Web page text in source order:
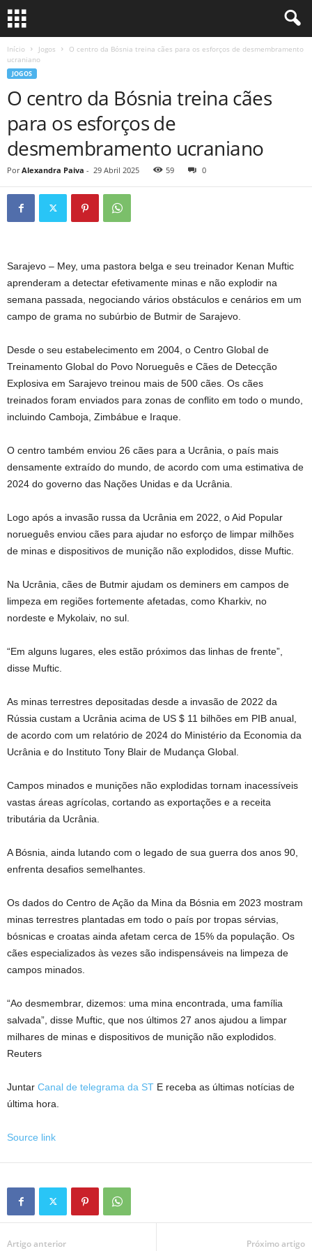
Início Jogos
O centro da Bósnia treina cães para os esforços de desmembramento
ucraniano
JOGOS
O centro da Bósnia treina cães
para os esforços de
desmembramento ucraniano
Por Alexandra Paiva - 29 Abril 2025 59 0
Sarajevo – Mey, uma pastora belga e seu treinador Kenan Muftic
aprenderam a detectar efetivamente minas e não explodir na
semana passada, negociando vários obstáculos e cenários em um
campo de grama no subúrbio de Butmir de Sarajevo.
Desde o seu estabelecimento em 2004, o Centro Global de
Treinamento Global do Povo Norueguês e Cães de Detecção
Explosiva em Sarajevo treinou mais de 500 cães. Os cães
treinados foram enviados para zonas de conflito em todo o mundo,
incluindo Camboja, Zimbábue e Iraque.
O centro também enviou 26 cães para a Ucrânia, o país mais
densamente extraído do mundo, de acordo com uma estimativa de
2024 do governo das Nações Unidas e da Ucrânia.
Logo após a invasão russa da Ucrânia em 2022, o Aid Popular
norueguês enviou cães para ajudar no esforço de limpar milhões
de minas e dispositivos de munição não explodidos, disse Muftic.
Na Ucrânia, cães de Butmir ajudam os deminers em campos de
limpeza em regiões fortemente afetadas, como Kharkiv, no
nordeste e Mykolaiv, no sul.
“Em alguns lugares, eles estão próximos das linhas de frente”,
disse Muftic.
As minas terrestres depositadas desde a invasão de 2022 da
Rússia custam a Ucrânia acima de US $ 11 bilhões em PIB anual,
de acordo com um relatório de 2024 do Ministério da Economia da
Ucrânia e do Instituto Tony Blair de Mudança Global.
Campos minados e munições não explodidas tornam inacessíveis
vastas áreas agrícolas, cortando as exportações e a receita
tributária da Ucrânia.
A Bósnia, ainda lutando com o legado de sua guerra dos anos 90,
enfrenta desafios semelhantes.
Os dados do Centro de Ação da Mina da Bósnia em 2023 mostram
minas terrestres plantadas em todo o país por tropas sérvias,
bósnicas e croatas ainda afetam cerca de 15% da população. Os
cães especializados às vezes são indispensáveis ​​na limpeza de
campos minados.
“Ao desmembrar, dizemos: uma mina encontrada, uma família
salvada”, disse Muftic, que nos últimos 27 anos ajudou a limpar
milhares de minas e dispositivos de munição não explodidos.
Reuters
Juntar Canal de telegrama da ST E receba as últimas notícias de
última hora.
Source link
Artigo anterior Próximo artigo